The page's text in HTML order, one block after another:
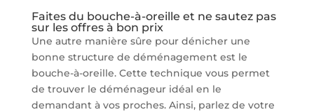
Faites du bouche-à-oreille et ne sautez pas
sur les offres à bon prix
Une autre manière sûre pour dénicher une
bonne structure de déménagement est le
bouche-à-oreille. Cette technique vous permet
de trouver le déménageur idéal en le
demandant à vos proches. Ainsi, parlez de votre